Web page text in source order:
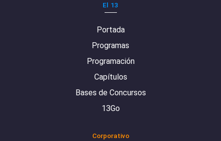
El 13
Portada
Programas
Programación
Capítulos
Bases de Concursos
13Go
Corporativo